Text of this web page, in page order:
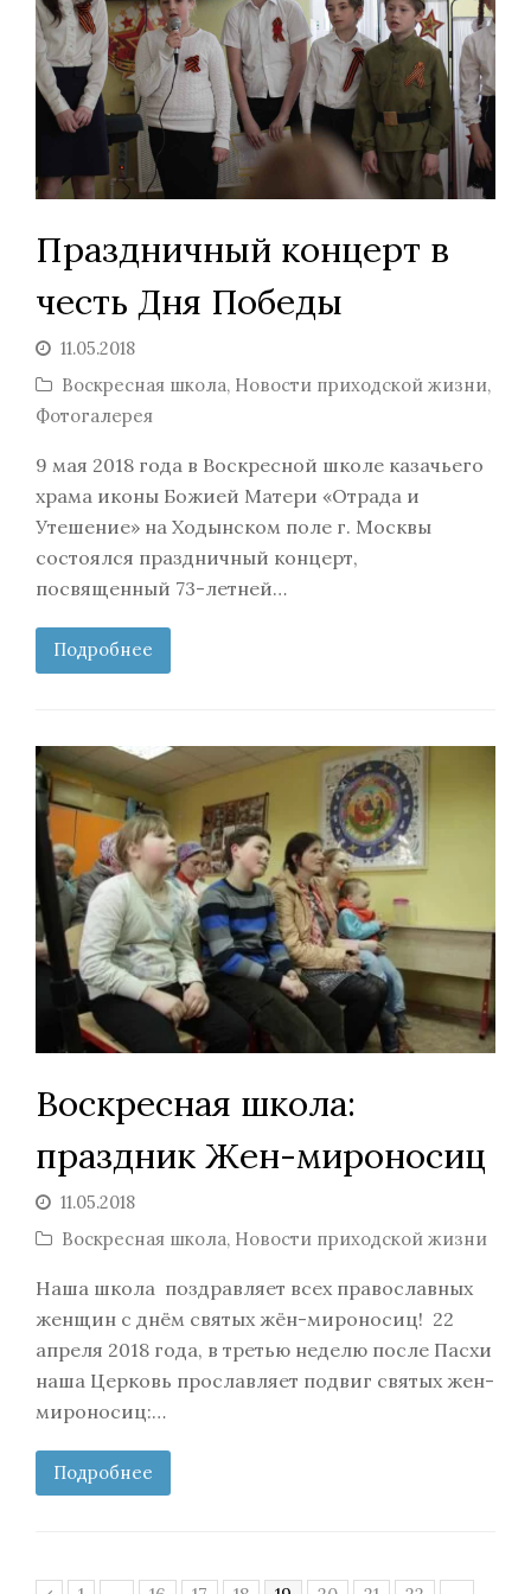
Праздничный концерт в
честь Дня Победы
11.05.2018
Воскресная школа, Новости приходской жизни,
Фотогалерея
9 мая 2018 года в Воскресной школе казачьего
храма иконы Божией Матери «Отрада и
Утешение» на Ходынском поле г. Москвы
состоялся праздничный концерт,
посвященный 73-летней…
Подробнее
Воскресная школа:
праздник Жен-мироносиц
11.05.2018
Воскресная школа, Новости приходской жизни
Наша школа поздравляет всех православных
женщин с днём святых жён-мироносиц! 22
апреля 2018 года, в третью неделю после Пасхи
наша Церковь прославляет подвиг святых жен-
мироносиц:…
Подробнее